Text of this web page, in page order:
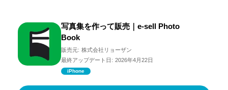
写真集を作って販売｜e-sell Photo
Book
販売元: 株式会社リョーザン
最終アップデート日: 2026年4月22日
iPhone